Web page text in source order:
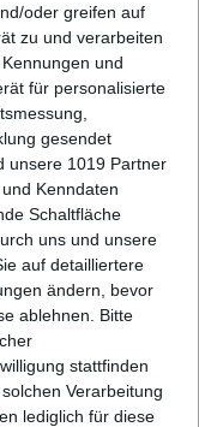
oder greifen auf
zu und verarbeiten
und
für personalisierte
gesendet
unsere 1019 Partner
Kenndaten
Schaltfläche
uns und unsere
auf detailliertere
ändern, bevor
ablehnen.
Bitte
stattfinden
Verarbeitung
lediglich für diese